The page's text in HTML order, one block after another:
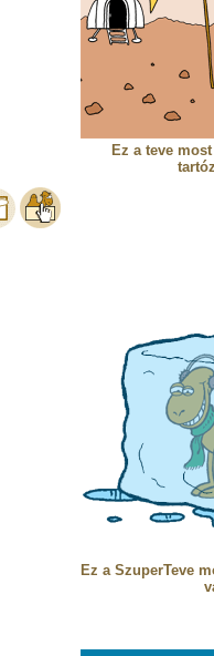
Ez a teve
Ez a SzuperTeve